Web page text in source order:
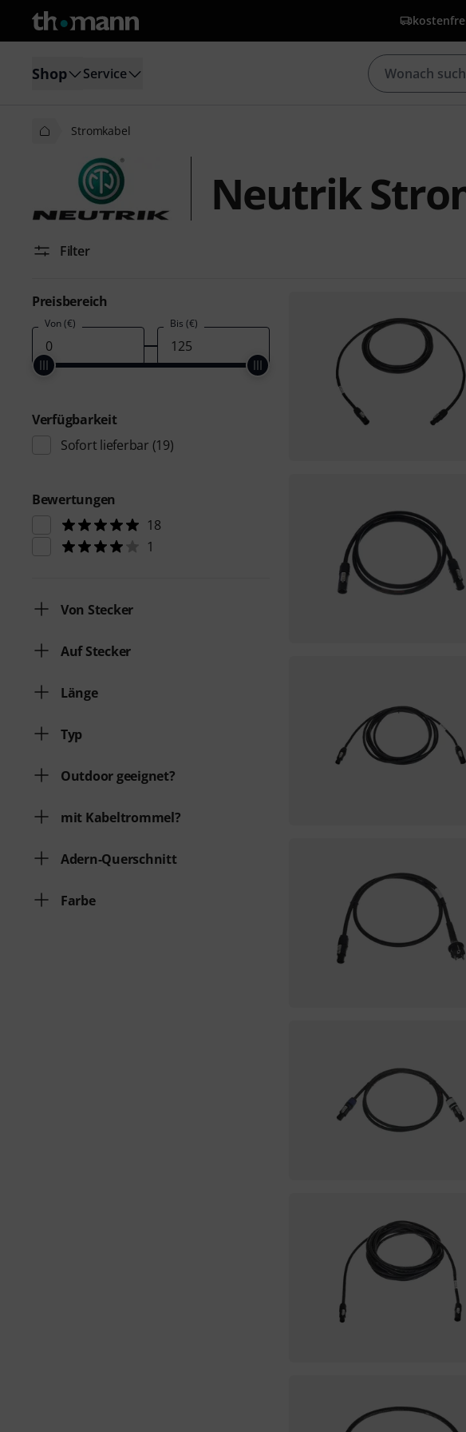
Shop Service
Stromkabel
Neutrik
Filter
Preisbereich
Von (€) Bis (€)
Verfügbarkeit
Sofort lieferbar (19)
Bewertungen
18
1
Von Stecker
Auf Stecker
Länge
Typ
Outdoor geeignet?
mit Kabeltrommel?
Adern-Querschnitt
Farbe